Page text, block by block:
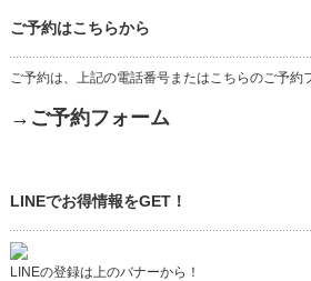
ご予約はこちらから
ご予約は、上記の電話番号またはこちらのご予約
→ご予約フォーム
LINEでお得情報をGET！
LINEの登録は上のバナーから！